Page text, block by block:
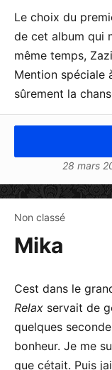
Le choix du
de cet album qui
même temps,
Mention spéciale
sûrement la
28 mars
Non classé
Mika
Cest dans le
Relax servait de
quelques
bonheur. Je me
que cétait. Puis